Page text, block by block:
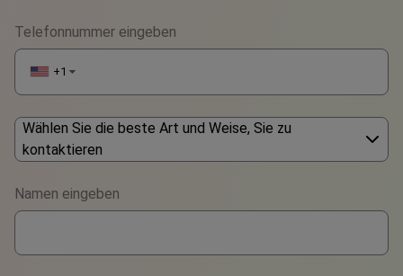
Telefonnummer eingeben
+1 ▼
Wählen Sie die beste Art und Weise, Sie zu
kontaktieren
WhatsApp
Viber
Namen eingeben